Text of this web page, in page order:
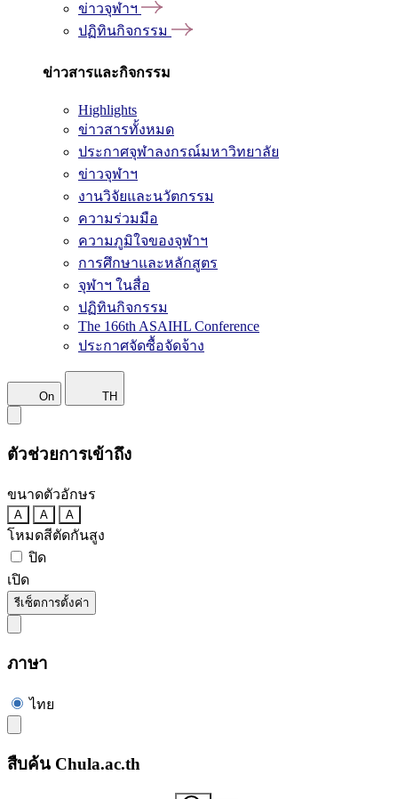
ข่าวจุฬาฯ
ปฏิทินกิจกรรม
ข่าวสารและกิจกรรม
Highlights
ข่าวสารทั้งหมด
ประกาศจุฬาลงกรณ์มหาวิทยาลัย
ข่าวจุฬาฯ
งานวิจัยและนวัตกรรม
ความร่วมมือ
ความภูมิใจของจุฬาฯ
การศึกษาและหลักสูตร
จุฬาฯ ในสื่อ
ปฏิทินกิจกรรม
The 166th ASAIHL Conference
ประกาศจัดซื้อจัดจ้าง
On TH
ตัวช่วยการเข้าถึง
ขนาดตัวอักษร
A A A
โหมดสีตัดกันสูง
ปิด
เปิด
รีเซ็ตการตั้งค่า
ภาษา
ไทย
สืบค้น Chula.ac.th